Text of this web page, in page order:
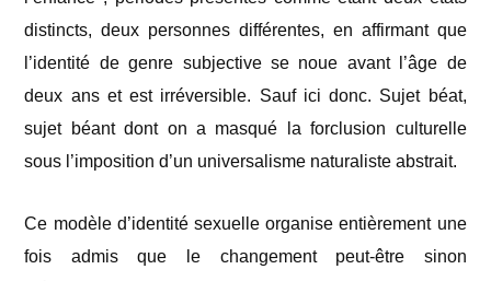
distincts, deux personnes différentes, en affirmant que
l’identité de genre subjective se noue avant l’âge de
deux ans et est irréversible. Sauf ici donc. Sujet béat,
sujet béant dont on a masqué la forclusion culturelle
sous l’imposition d’un universalisme naturaliste abstrait.
Ce modèle d’identité sexuelle organise entièrement une
fois admis que le changement peut-être sinon